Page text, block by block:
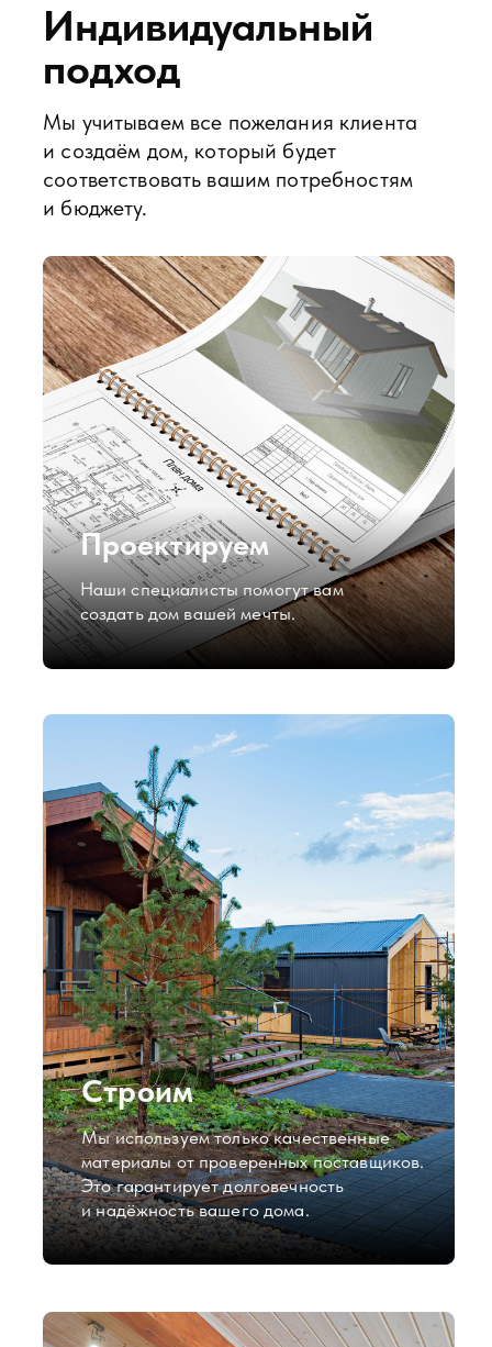
Дизайн-решения для ваших домов
прорабатываются штатным дизайнером
компании. Он поможет вам воплотить
в жизнь самые смелые идеи.
Создаем уют
Строим
Мы используем только качественные
материалы от проверенных поставщиков.
Это гарантирует долговечность
и надёжность вашего дома.
создать дом вашей мечты.
Реализованные
проекты
Строительная компания «Мозаика»
строит каркасные и дома из
газосиликатных блоков в Наро-
Фоминске, Одинцове, Кубинке,
Троицке, Апрелевке, Подольске,
Тучкове, Звенигороде и других городах
проектирование домов под разные
задачи и бюджет.